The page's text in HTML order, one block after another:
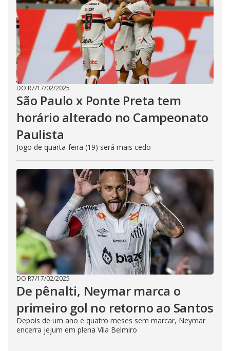
DO R7/17/02/2025
São Paulo x Ponte Preta tem
horário alterado no Campeonato
Paulista
Jogo de quarta-feira (19) será mais cedo
DO R7/17/02/2025
De pênalti, Neymar marca o
primeiro gol no retorno ao Santos
Depois de um ano e quatro meses sem marcar, Neymar
encerra jejum em plena Vila Belmiro